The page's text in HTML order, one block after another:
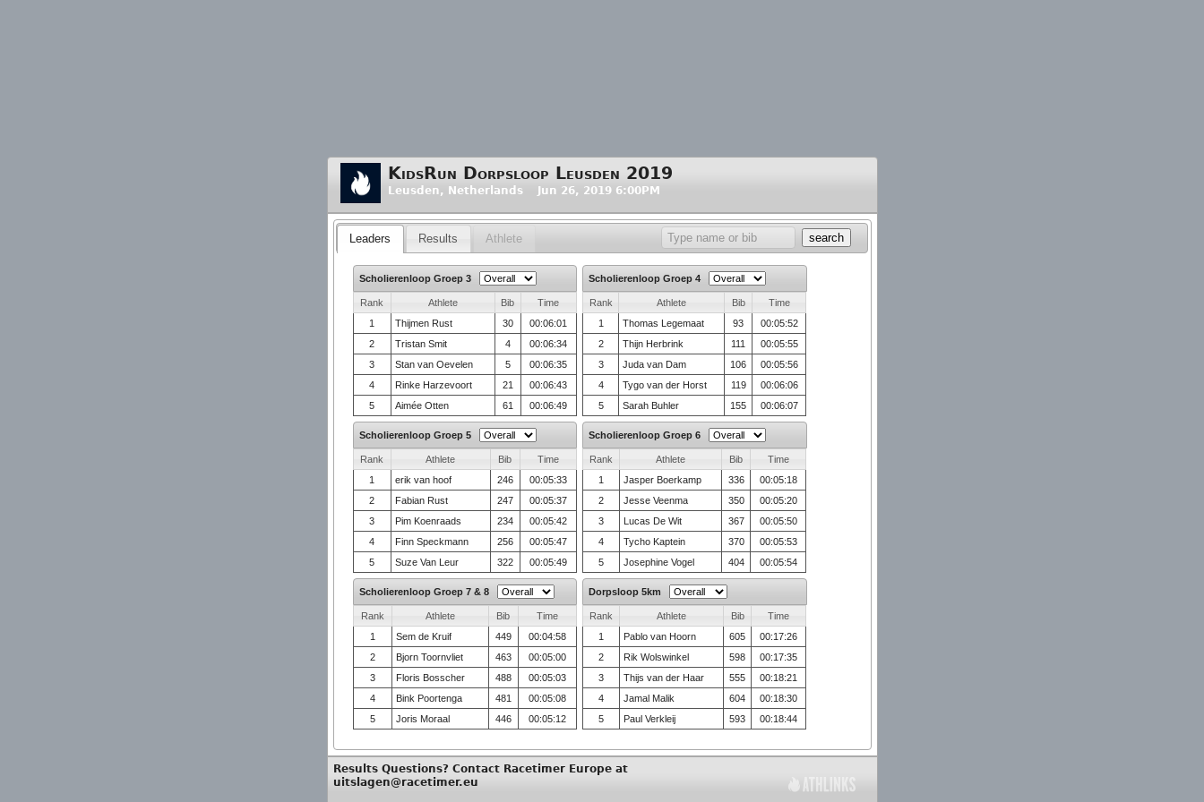
KidsRun Dorpsloop Leusden 2019
Leusden, Netherlands Jun 26, 2019 6:00PM
search
Leaders Results Athlete
Scholierenloop Groep 3
Rank Athlete Bib
Time
1
Thijmen Rust 30
00:06:01
2
Tristan Smit 4
00:06:34
3
Stan van Oevelen 5
00:06:35
4
Rinke Harzevoort 21
00:06:43
5
Aimée Otten 61 00:06:49
Scholierenloop Groep 4
Rank Athlete Bib
Time
1
Thomas Legemaat 93
00:05:52
2
Thijn Herbrink 111
00:05:55
3
Juda van Dam 106
00:05:56
4
Tygo van der Horst 119
00:06:06
5
Sarah Buhler 155 00:06:07
Scholierenloop Groep 5
Rank Athlete Bib
Time
1
erik van hoof 246
00:05:33
2
Fabian Rust 247
00:05:37
3
Pim Koenraads 234
00:05:42
4
Finn Speckmann 256
00:05:47
5
Suze Van Leur 322 00:05:49
Scholierenloop Groep 6
Rank Athlete Bib
Time
1
Jasper Boerkamp 336
00:05:18
2
Jesse Veenma 350
00:05:20
3
Lucas De Wit 367
00:05:50
4
Tycho Kaptein 370
00:05:53
5
Josephine Vogel 404 00:05:54
Scholierenloop Groep 7 & 8
Rank Athlete Bib
Time
1
Sem de Kruif 449
00:04:58
2
Bjorn Toornvliet 463
00:05:00
3
Floris Bosscher 488
00:05:03
4
Bink Poortenga 481
00:05:08
5
Joris Moraal 446 00:05:12
Dorpsloop 5km
Rank Athlete Bib
Time
1
Pablo van Hoorn 605
00:17:26
2
Rik Wolswinkel 598
00:17:35
3
Thijs van der Haar 555
00:18:21
4
Jamal Malik 604
00:18:30
5
Paul Verkleij 593 00:18:44
Results Questions? Contact Racetimer Europe at
uitslagen@racetimer.eu